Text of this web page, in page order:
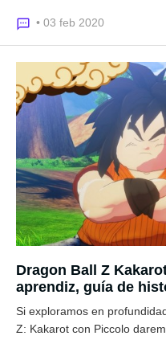
• 03 feb 2020
Dragon Ball Z
aprendiz, guía de
Si exploramos en
Z: Kakarot con Piccolo